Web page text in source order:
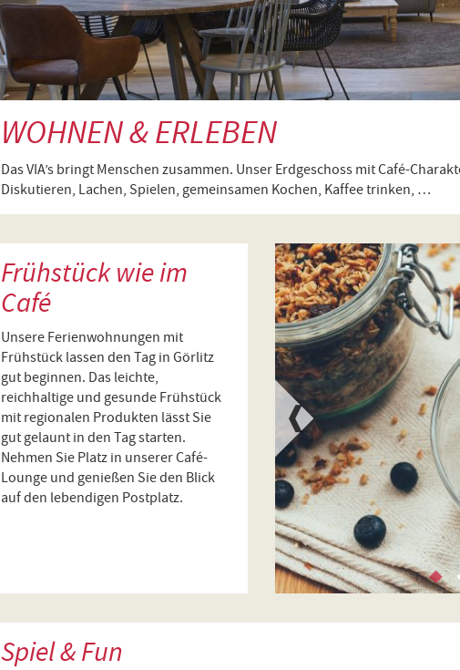
WOHNEN & ERLEBEN
Das VIA’s bringt Menschen zusammen. Unser Erdgeschoss mit Café-
Diskutieren, Lachen, Spielen, gemeinsamen Kochen, Kaffee trinken, …
Frühstück wie im
Café
Unsere Ferienwohnungen mit
Frühstück lassen den Tag in Görlitz
gut beginnen. Das leichte,
reichhaltige und gesunde Frühstück
mit regionalen Produkten lässt Sie
gut gelaunt in den Tag starten.
Nehmen Sie Platz in unserer Café-
Lounge und genießen Sie den Blick
auf den lebendigen Postplatz.
Spiel & Fun